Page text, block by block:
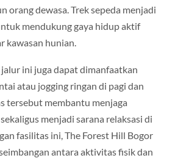
orang dewasa. Trek sepeda menjadi
mendukung gaya hidup aktif
kawasan hunian.
jalur ini juga dapat dimanfaatkan
atau jogging ringan di pagi dan
tersebut membantu menjaga
menjadi sarana relaksasi di
fasilitas ini, The Forest Hill Bogor
antara aktivitas fisik dan